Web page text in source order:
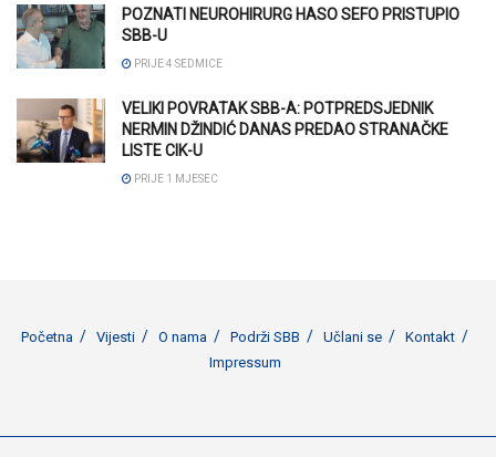
POZNATI NEUROHIRURG HASO SEFO PRISTUPIO
SBB-U
PRIJE 4 SEDMICE
VELIKI POVRATAK SBB-A: POTPREDSJEDNIK
NERMIN DŽINDIĆ DANAS PREDAO STRANAČKE
LISTE CIK-U
PRIJE 1 MJESEC
Početna Vijesti O nama Podrži SBB Učlani se
Kontakt
Impressum